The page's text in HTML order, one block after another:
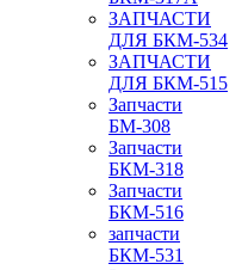
ЗАПЧАСТИ
ДЛЯ БКМ-534
ЗАПЧАСТИ
ДЛЯ БКМ-515
Запчасти
БМ-308
Запчасти
БКМ-318
Запчасти
БКМ-516
запчасти
БКМ-531